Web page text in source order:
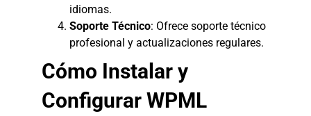
idiomas.
Soporte Técnico: Ofrece soporte técnico
profesional y actualizaciones regulares.
Cómo Instalar y
Configurar WPML